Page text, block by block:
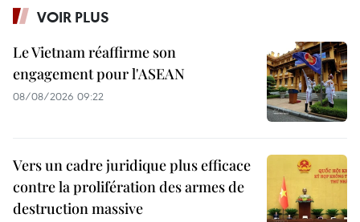
VOIR PLUS
Le Vietnam réaffirme son
engagement pour l'ASEAN
08/08/2026 09:22
Vers un cadre juridique plus efficace
contre la prolifération des armes de
destruction massive